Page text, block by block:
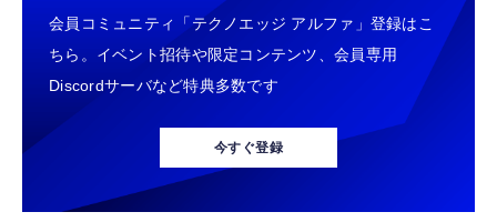
会員コミュニティ「テクノエッジ アルファ」登録はこ
ちら。イベント招待や限定コンテンツ、会員専用
Discordサーバなど特典多数です
今すぐ登録